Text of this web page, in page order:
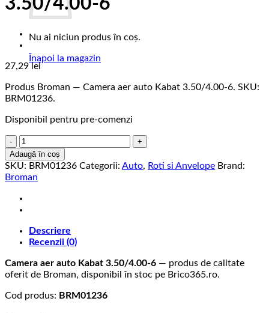
Nu ai niciun produs în coș.
Înapoi la magazin
3.50/4.00-6
27,29 lei
Produs Broman — Camera aer auto Kabat 3.50/4.00-6. SKU:
BRM01236.
Disponibil pentru pre-comenzi
Cantitate
Camera
aer
auto
3.50/4.00-
6
Adaugă în coș
SKU: BRM01236 Categorii: Auto, Roti si Anvelope Brand:
Broman
Descriere
Recenzii (0)
Camera aer auto Kabat 3.50/4.00-6 — produs de calitate
oferit de Broman, disponibil în stoc pe Brico365.ro.
Cod produs: BRM01236